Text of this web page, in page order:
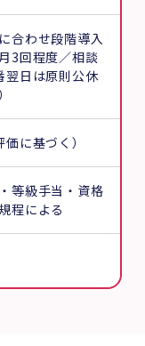
合わせ段階導入
3回程度／相談
日は原則公休
に基づく）
等級手当・資格
程による